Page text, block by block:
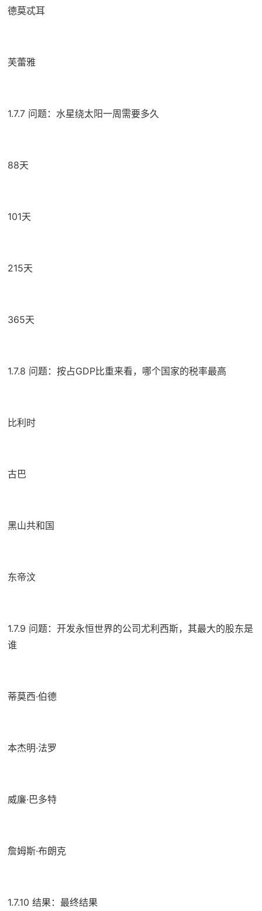
德莫忒耳
芙蕾雅
1.7.7 问题：水星绕太阳一周需要多久
88天
101天
215天
365天
1.7.8 问题：按占GDP比重来看，哪个国家的税率最高
比利时
古巴
黑山共和国
东帝汶
1.7.9 问题：开发永恒世界的公司尤利西斯，其最大的股东是
谁
蒂莫西·伯德
本杰明·法罗
威廉·巴多特
詹姆斯·布朗克
1.7.10 结果：最终结果